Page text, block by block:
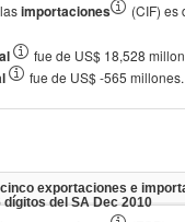
importaciones
(CIF) es
fue de US$ 18,528
fue de US$ -565 millones.
exportaciones e
dígitos del SADec 2010